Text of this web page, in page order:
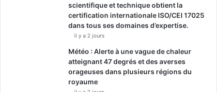
scientifique et technique obtient la
certification internationale ISO/CEI 17025
dans tous ses domaines d’expertise.
il y a 2 jours
Météo : Alerte à une vague de chaleur
atteignant 47 degrés et des averses
orageuses dans plusieurs régions du
royaume